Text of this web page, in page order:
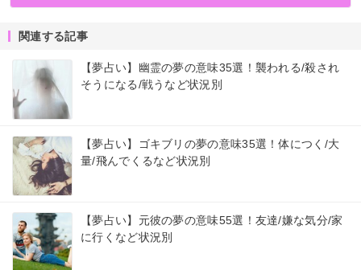
関連する記事
【夢占い】幽霊の夢の意味35選！襲われる/殺され
そうになる/戦うなど状況別
【夢占い】ゴキブリの夢の意味35選！体につく/大
量/飛んでくるなど状況別
【夢占い】元彼の夢の意味55選！友達/嫌な気分/家
に行くなど状況別